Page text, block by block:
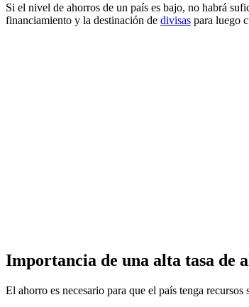
Si el nivel de ahorros de un país es bajo, no habrá
financiamiento y la destinación de divisas para luego
Importancia de una alta tasa de
El ahorro es necesario para que el país tenga